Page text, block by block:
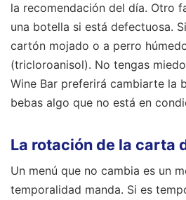
la recomendación del día. Otro
una botella si está defectuosa.
cartón mojado o a perro
(tricloroanisol). No tengas
Wine Bar preferirá cambiarte la
bebas algo que no está en
La rotación de la carta
Un menú que no cambia es un
temporalidad manda. Si es